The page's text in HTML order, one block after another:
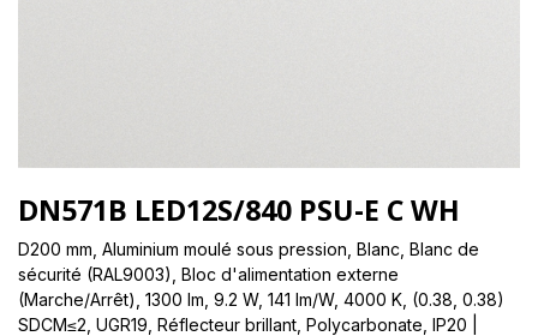
DN571B LED12S/840 PSU-E C WH
D200 mm, Aluminium moulé sous pression, Blanc, Blanc de
sécurité (RAL9003), Bloc d'alimentation externe
(Marche/Arrêt), 1300 lm, 9.2 W, 141 lm/W, 4000 K, (0.38, 0.38)
SDCM≤2, UGR19, Réflecteur brillant, Polycarbonate, IP20 |